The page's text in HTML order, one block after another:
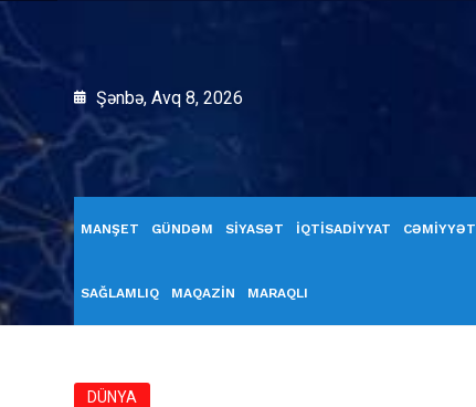
Şənbə, Avq 8, 2026
MANŞET GÜNDƏM SİYASƏT İQTİSADİYYAT CƏMİYYƏT
SAĞLAMLIQ MAQAZİN MARAQLI
DÜNYA